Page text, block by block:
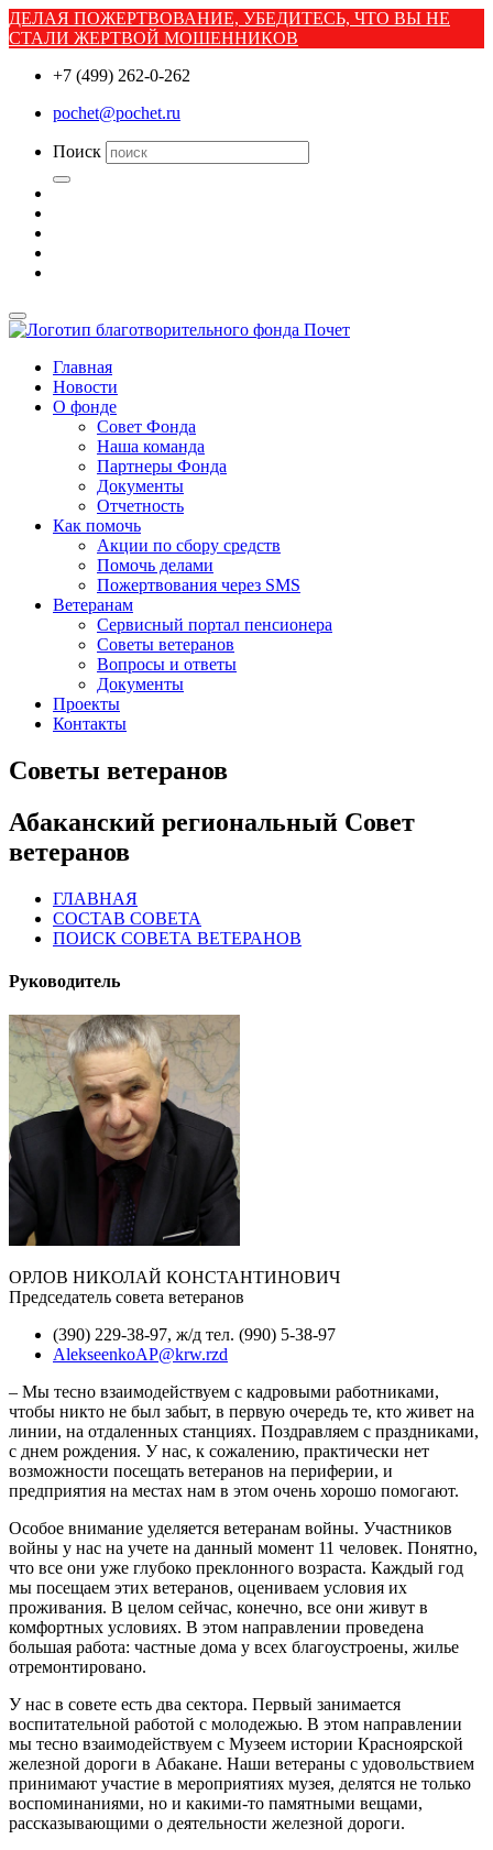
ДЕЛАЯ ПОЖЕРТВОВАНИЕ, УБЕДИТЕСЬ, ЧТО ВЫ НЕ
СТАЛИ ЖЕРТВОЙ МОШЕННИКОВ
+7 (499) 262-0-262
pochet@pochet.ru
Поиск
Главная
Новости
О фонде
Совет Фонда
Наша команда
Партнеры Фонда
Документы
Отчетность
Как помочь
Акции по сбору средств
Помочь делами
Пожертвования через SMS
Ветеранам
Сервисный портал пенсионера
Советы ветеранов
Вопросы и ответы
Документы
Проекты
Контакты
Советы ветеранов
Абаканский региональный Совет
ветеранов
ГЛАВНАЯ
СОСТАВ СОВЕТА
ПОИСК СОВЕТА ВЕТЕРАНОВ
Руководитель
ОРЛОВ НИКОЛАЙ КОНСТАНТИНОВИЧ
Председатель совета ветеранов
(390) 229-38-97, ж/д тел. (990) 5-38-97
AlekseenkoAP@krw.rzd
– Мы тесно взаимодействуем с кадровыми работниками,
чтобы никто не был забыт, в первую очередь те, кто живет на
линии, на отдаленных станциях. Поздравляем с праздниками,
с днем рождения. У нас, к сожалению, практически нет
возможности посещать ветеранов на периферии, и
предприятия на местах нам в этом очень хорошо помогают.
Особое внимание уделяется ветеранам войны. Участников
войны у нас на учете на данный момент 11 человек. Понятно,
что все они уже глубоко преклонного возраста. Каждый год
мы посещаем этих ветеранов, оцениваем условия их
проживания. В целом сейчас, конечно, все они живут в
комфортных условиях. В этом направлении проведена
большая работа: частные дома у всех благоустроены, жилье
отремонтировано.
У нас в совете есть два сектора. Первый занимается
воспитательной работой с молодежью. В этом направлении
мы тесно взаимодействуем с Музеем истории Красноярской
железной дороги в Абакане. Наши ветераны с удовольствием
принимают участие в мероприятиях музея, делятся не только
воспоминаниями, но и какими-то памятными вещами,
рассказывающими о деятельности железной дороги.